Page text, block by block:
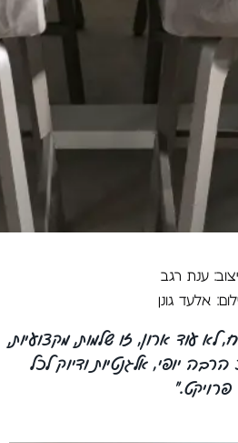
ענת רגב
אלעד גונן
עוד ארון, זו שלמות, מקצועיות,
יופי, אלגנטיות ודיוק לכל
פרויקט."